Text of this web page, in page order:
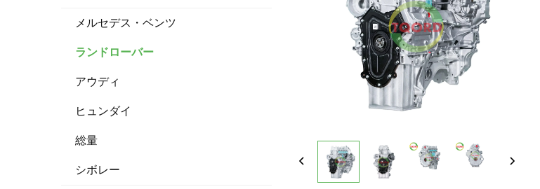
メルセデス・ベンツ
ランドローバー
アウディ
ヒュンダイ
総量
シボレー